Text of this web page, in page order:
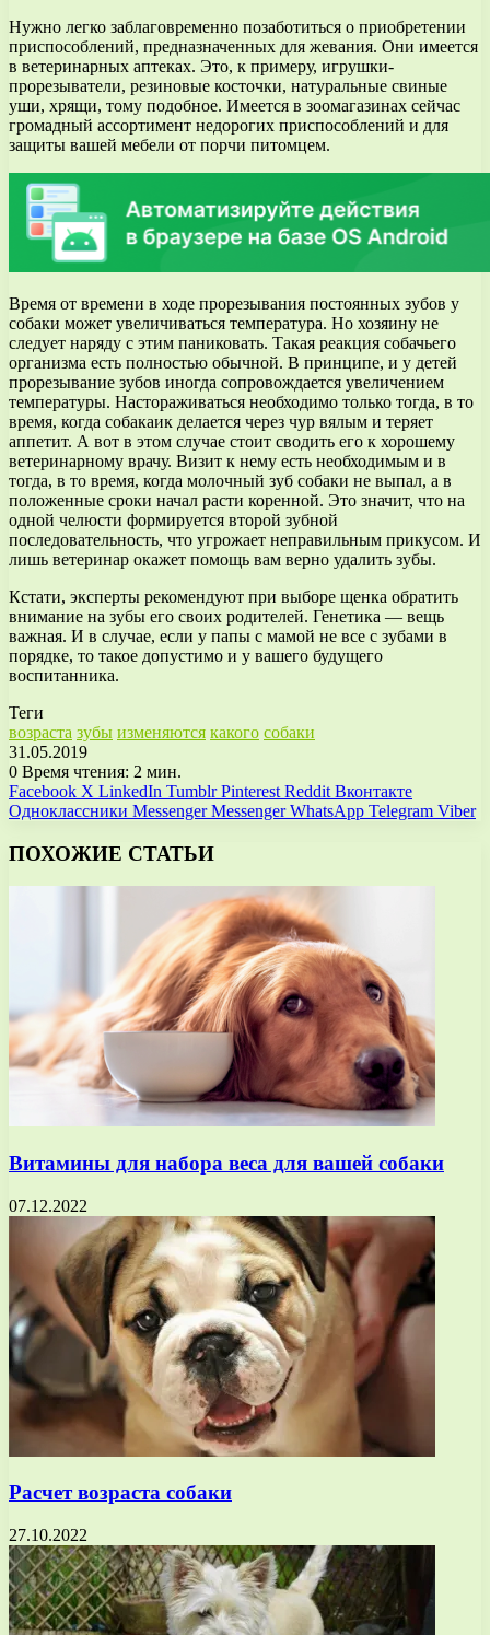
Нужно легко заблаговременно позаботиться о приобретении
приспособлений, предназначенных для жевания. Они имеется
в ветеринарных аптеках. Это, к примеру, игрушки-
прорезыватели, резиновые косточки, натуральные свиные
уши, хрящи, тому подобное. Имеется в зоомагазинах сейчас
громадный ассортимент недорогих приспособлений и для
защиты вашей мебели от порчи питомцем.
Время от времени в ходе прорезывания постоянных зубов у
собаки может увеличиваться температура. Но хозяину не
следует наряду с этим паниковать. Такая реакция собачьего
организма есть полностью обычной. В принципе, и у детей
прорезывание зубов иногда сопровождается увеличением
температуры. Настораживаться необходимо только тогда, в то
время, когда собакаик делается через чур вялым и теряет
аппетит. А вот в этом случае стоит сводить его к хорошему
ветеринарному врачу. Визит к нему есть необходимым и в
тогда, в то время, когда молочный зуб собаки не выпал, а в
положенные сроки начал расти коренной. Это значит, что на
одной челюсти формируется второй зубной
последовательность, что угрожает неправильным прикусом. И
лишь ветеринар окажет помощь вам верно удалить зубы.
Кстати, эксперты рекомендуют при выборе щенка обратить
внимание на зубы его своих родителей. Генетика — вещь
важная. И в случае, если у папы с мамой не все с зубами в
порядке, то такое допустимо и у вашего будущего
воспитанника.
Теги
возраста зубы изменяются какого собаки
31.05.2019
0 Время чтения: 2 мин.
Facebook X LinkedIn Tumblr Pinterest Reddit Вконтакте
Одноклассники Messenger Messenger WhatsApp Telegram Viber
ПОХОЖИЕ СТАТЬИ
Витамины для набора веса для вашей собаки
07.12.2022
Расчет возраста собаки
27.10.2022